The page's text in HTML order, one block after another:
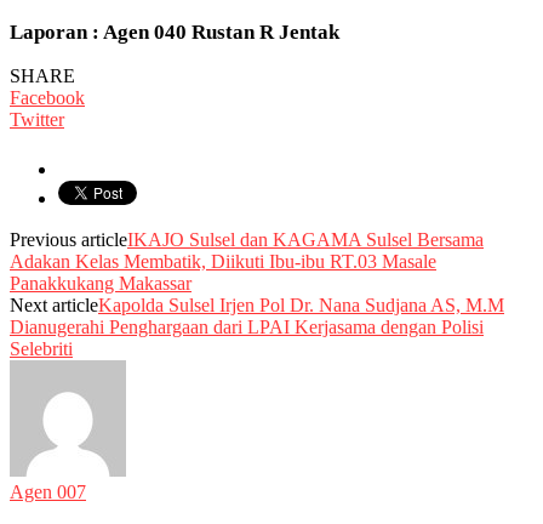
Laporan : Agen 040 Rustan R Jentak
SHARE
Facebook
Twitter
Previous articleIKAJO Sulsel dan KAGAMA Sulsel Bersama
Adakan Kelas Membatik, Diikuti Ibu-ibu RT.03 Masale
Panakkukang Makassar
Next articleKapolda Sulsel Irjen Pol Dr. Nana Sudjana AS, M.M
Dianugerahi Penghargaan dari LPAI Kerjasama dengan Polisi
Selebriti
Agen 007